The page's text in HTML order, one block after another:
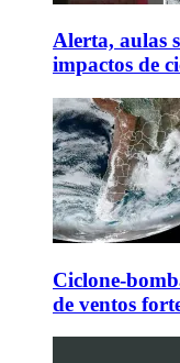
Alerta, aulas
impactos de
Ciclone-
de ventos